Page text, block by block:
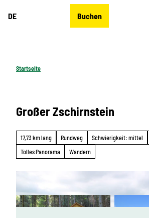
DE Buchen
Startseite
Großer Zschirnstein
17,73 km lang Rundweg Schwierigkeit: mittel
Tolles Panorama
Wandern